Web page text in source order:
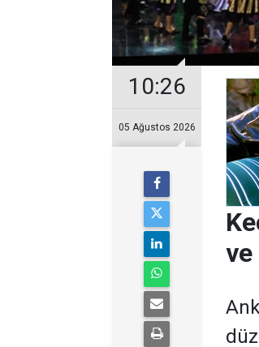
10:26
05 Ağustos 2026